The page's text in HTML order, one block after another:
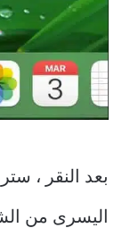
بعد النقر ،